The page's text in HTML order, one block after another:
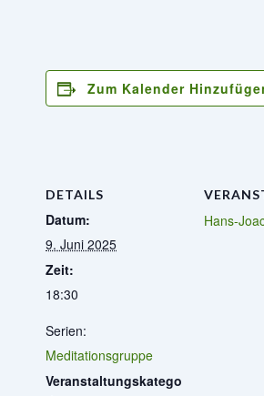
Zum Kalender
DETAILS
Datum:
9. Juni 2025
Zeit:
18:30
Serien:
Meditationsgruppe
Veranstaltungskatego
Hans-